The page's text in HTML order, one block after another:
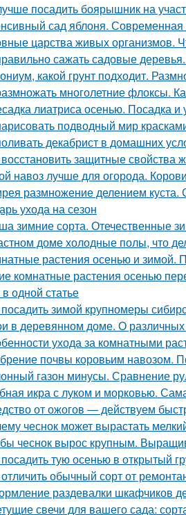
посадить боярышник на
сад яблоня.
царства живых организмов.
сажать садовые
какой грунт подходит.
многолетние флоксы.
лиатриса осенью. Посадка и
подводный мир
декабрист в домашних
защитные свойства
навоз лучше для огорода.
размножение делением
ухода на сезон
зимние сорта. Отечественные
доме холодные полы, что
растения осенью и зимой.
комнатные растения осенью
одной статье
зимой крупномеры
в деревянном доме. О различных
ухода за комнатными
почвы коровьим навозом.
газон минусы. Сравнение
икра с луком и морковью.
от ожогов ― действуем
чеснок может вырастать
чеснок вырос крупным.
тую осенью в открытый
отличить обычный сорт от
раздевалки шкафчиков
свечи для вашего сада: